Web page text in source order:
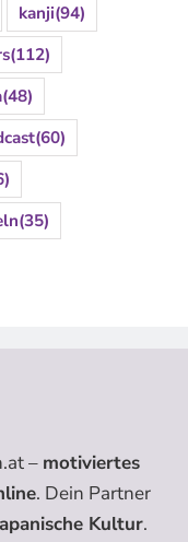
kanji(94)
(112)
(48)
(60)
(35)
– motiviertes
. Dein Partner
Kultur.